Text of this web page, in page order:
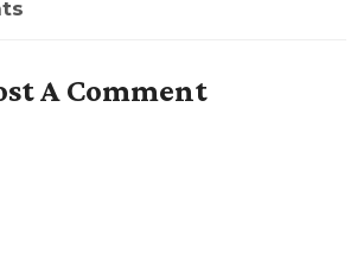
A Comment